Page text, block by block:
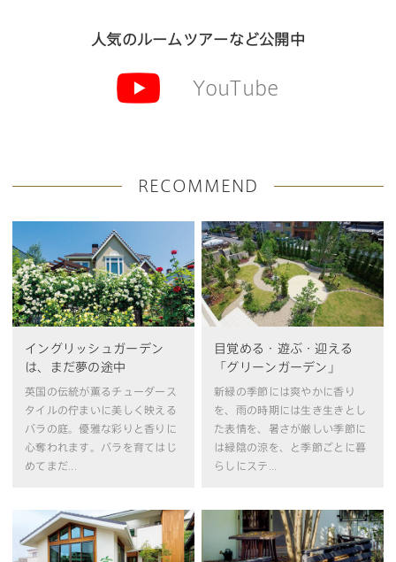
人気のルームツアーなど公開中
YouTube
RECOMMEND
イングリッシュガーデン
は、まだ夢の途中
英国の伝統が薫るチューダース
タイルの佇まいに美しく映える
バラの庭。優雅な彩りと香りに
心奪われます。バラを育てはじ
めてまだ...
目覚める・遊ぶ・迎える
「グリーンガーデン」
新緑の季節には爽やかに香り
を、雨の時期には生き生きとし
た表情を、暑さが厳しい季節に
は緑陰の涼を、と季節ごとに暮
らしにステ...